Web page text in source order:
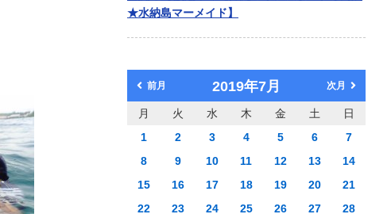
★水納島マーメイド】
前月 2019年7月 次月
月 火 水 木 金 土
日
1
2 3 4 5 6
7
8
9 10 11 12 13
14
15
16 17 18 19 20
21
22
23 24 25 26 27
28